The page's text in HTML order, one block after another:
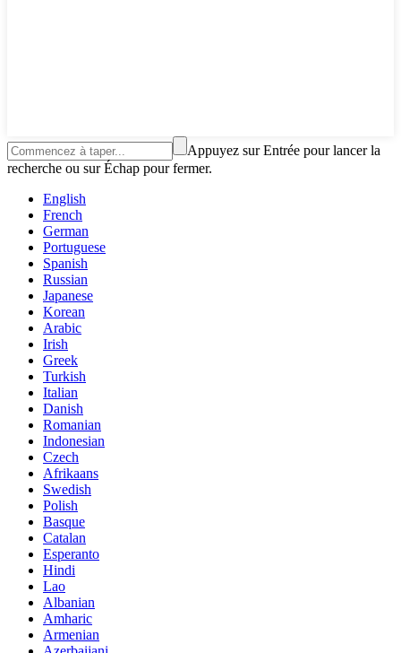
Appuyez sur Entrée pour lancer la
recherche ou sur Échap pour fermer.
English
French
German
Portuguese
Spanish
Russian
Japanese
Korean
Arabic
Irish
Greek
Turkish
Italian
Danish
Romanian
Indonesian
Czech
Afrikaans
Swedish
Polish
Basque
Catalan
Esperanto
Hindi
Lao
Albanian
Amharic
Armenian